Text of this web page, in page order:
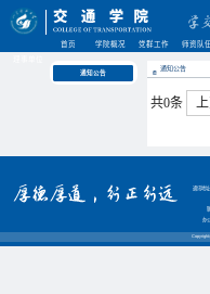
首页 学院概况 党群工作 师资队伍
通知公告
通知公告
共0条
通讯地
办